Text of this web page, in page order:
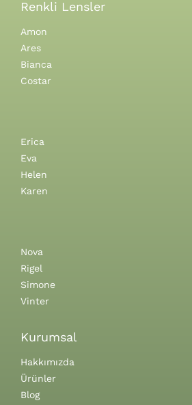
Renkli Lensler
Amon
Ares
Bianca
Costar
Erica
Eva
Helen
Karen
Nova
Rigel
Simone
Vinter
Kurumsal
Hakkımızda
Ürünler
Blog